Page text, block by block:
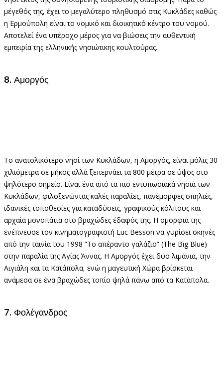
μέγεθός της, έχει το μεγαλύτερο πληθυσμό στις Κυκλάδες καθώς
η Ερμούπολη είναι το νομικό και διοικητικό κέντρο του νομού.
Αποτελεί ένα υπέροχο μέρος για να βιώσεις την αυθεντική
εμπειρία της ελληνικής νησιώτικης κουλτούρας.
8. Αμοργός
Το ανατολικότερο νησί των Κυκλάδων, η Αμοργός, είναι μόλις 30
χιλιόμετρα σε μήκος αλλά ξεπερνάει τα 800 μέτρα σε ύψος στο
ψηλότερο σημείο. Είναι ένα από τα πιο εντυπωσιακά νησιά των
Κυκλάδων, φιλοξενώντας καλές παραλίες, πανέμορφες σπηλιές,
ιδανικές τοποθεσίες για καταδύσεις, γραφικούς κόλπους και
αρχαία μονοπάτια στο βραχώδες έδαφός της. Η ομορφιά της
ενέπνευσε τον κινηματογραφιστή Luc Besson να γυρίσει σκηνές
από την ταινία του 1998 “Το απέραντο γαλάζιο” (The Big Blue)
στην παραλία της Αγίας Άννας. Η Αμοργός έχει δύο λιμάνια, την
Αιγιάλη και τα Κατάπολα, ενώ η μαγευτική Χώρα βρίσκεται
ανάμεσα σε ένα βραχώδες τοπίο ψηλά πάνω από τα Κατάπολα.
7. Φολέγανδρος